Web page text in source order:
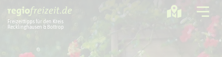
Freizeittipps für den Kreis
Recklinghausen & Bottrop
Ausflugstipps